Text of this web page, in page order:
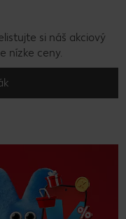
si náš akciový
nízke ceny.